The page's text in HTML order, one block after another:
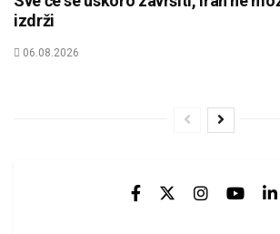
izdrži
06.08.2026